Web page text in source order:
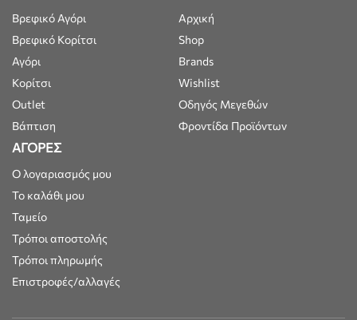
Βρεφικό Αγόρι
Βρεφικό Κορίτσι
Αγόρι
Κορίτσι
Outlet
Βάπτιση
Αρχική
Shop
Brands
Wishlist
Οδηγός Μεγεθών
Φροντίδα Προϊόντων
ΑΓΟΡΕΣ
Ο λογαριασμός μου
Το καλάθι μου
Ταμείο
Τρόποι αποστολής
Τρόποι πληρωμής
Επιστροφές/αλλαγές